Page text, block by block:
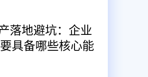
落地避坑：企业
具备哪些核心能